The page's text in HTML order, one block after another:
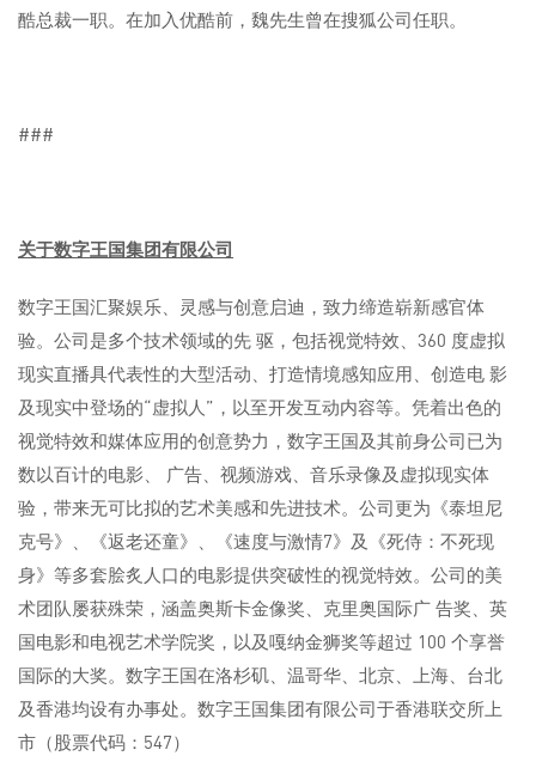
酷总裁一职。在加入优酷前，魏先生曾在搜狐公司任职。
###
关于数字王国集团有限公司
数字王国汇聚娱乐、灵感与创意启迪，致力缔造崭新感官体
验。公司是多个技术领域的先 驱，包括视觉特效、360 度虚拟
现实直播具代表性的大型活动、打造情境感知应用、创造电 影
及现实中登场的“虚拟人”，以至开发互动内容等。凭着出色的
视觉特效和媒体应用的创意势力，数字王国及其前身公司已为
数以百计的电影、 广告、视频游戏、音乐录像及虚拟现实体
验，带来无可比拟的艺术美感和先进技术。公司更为《泰坦尼
克号》、《返老还童》、《速度与激情7》及《死侍：不死现
身》等多套脍炙人口的电影提供突破性的视觉特效。公司的美
术团队屡获殊荣，涵盖奥斯卡金像奖、克里奥国际广 告奖、英
国电影和电视艺术学院奖，以及嘎纳金狮奖等超过 100 个享誉
国际的大奖。数字王国在洛杉矶、温哥华、北京、上海、台北
及香港均设有办事处。数字王国集团有限公司于香港联交所上
市（股票代码：547）